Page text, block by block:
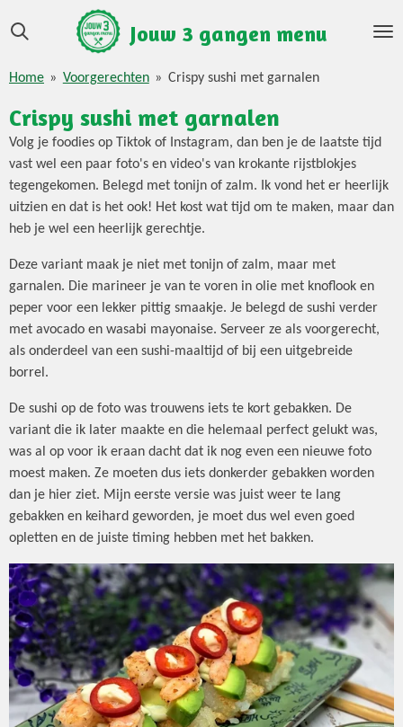
direct
de
Jouw 3 gangen menu
Home » Voorgerechten » Crispy sushi met garnalen
Crispy sushi met garnalen
Volg je foodies op Tiktok of Instagram, dan ben je de laatste tijd
vast wel een paar foto's en video's van krokante rijstblokjes
tegengekomen. Belegd met tonijn of zalm. Ik vond het er heerlijk
uitzien en dat is het ook! Het kost wat tijd om te maken, maar dan
heb je wel een heerlijk gerechtje.
Deze variant maak je niet met tonijn of zalm, maar met
garnalen. Die marineer je van te voren in olie met knoflook en
peper voor een lekker pittig smaakje. Je belegd de sushi verder
met avocado en wasabi mayonaise. Serveer ze als voorgerecht,
als onderdeel van een sushi-maaltijd of bij een uitgebreide
borrel.
De sushi op de foto was trouwens iets te kort gebakken. De
variant die ik later maakte en die helemaal perfect gelukt was,
was al op voor ik eraan dacht dat ik nog even een nieuwe foto
moest maken. Ze moeten dus iets donkerder gebakken worden
dan je hier ziet. Mijn eerste versie was juist weer te lang
gebakken en keihard geworden, je moet dus wel even goed
opletten en de juiste timing hebben met het bakken.